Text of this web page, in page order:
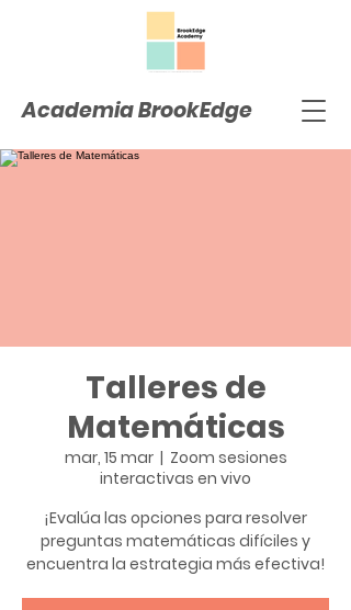
Academia BrookEdge
Talleres de
Matemáticas
mar, 15 mar
  |
Zoom sesiones
interactivas en vivo
¡Evalúa las opciones para resolver
preguntas matemáticas difíciles y
encuentra la estrategia más efectiva!